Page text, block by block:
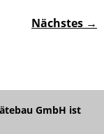
Nächstes →
GmbH ist